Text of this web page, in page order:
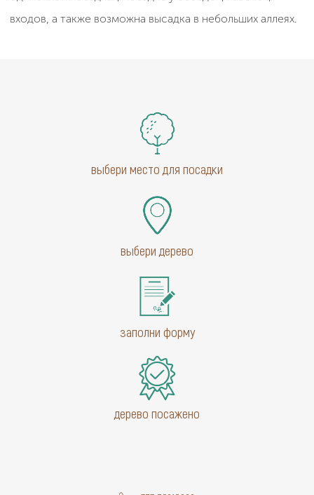
входов, а также возможна высадка в небольших аллеях.
выбери место для посадки
выбери дерево
заполни форму
дерево посажено